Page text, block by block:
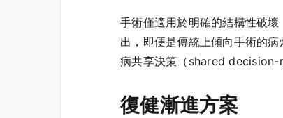
手術僅適用於明確的結構性破
出，即便是傳統上傾向手術的
病共享決策（shared decision-
復健漸進方案